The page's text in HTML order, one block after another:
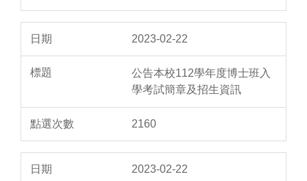
2023-02-22
公告本校112學年度博士班入
學考試簡章及招生資訊
2160
2023-02-22